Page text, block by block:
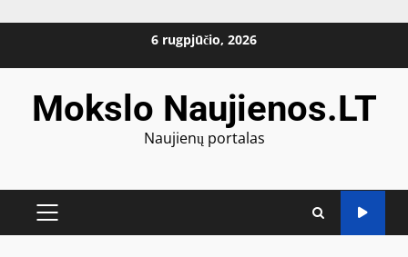
6 rugpjūčio, 2026
Mokslo Naujienos.LT
Naujienų portalas
PRIMARY